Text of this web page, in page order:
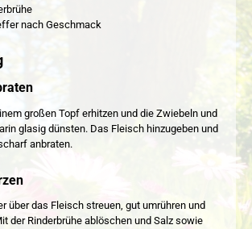
nach Geschmack
großen Topf erhitzen und die Zwiebeln und
glasig dünsten. Das Fleisch hinzugeben und
anbraten.
über das Fleisch streuen, gut umrühren und
der Rinderbrühe ablöschen und Salz sowie